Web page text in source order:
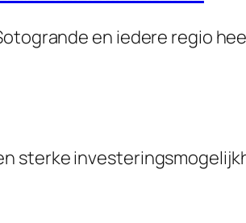
en iedere regio
sterke